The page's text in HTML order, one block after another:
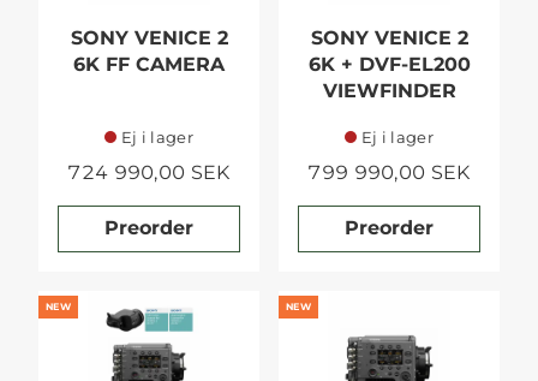
SONY VENICE 2
6K FF CAMERA
Ej i lager
724 990,00 SEK
Preorder
SONY VENICE 2
6K + DVF-EL200
VIEWFINDER
Ej i lager
799 990,00 SEK
Preorder
NEW NEW